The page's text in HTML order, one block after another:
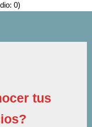
0)
tus